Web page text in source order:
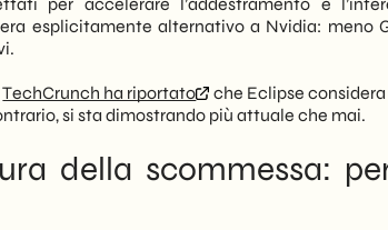
manifatturiera di medie dimensioni può oggi
noi di SHM Studio osserviamo una
B2B reale. Questo cambia le priorità digitali per
sezioni analizziamo la cronologia del deal, i
esplicitamente alternativo a Nvidia: meno
TechCrunch ha riportato
che Eclipse
si sta dimostrando più attuale che mai.
della scommessa: